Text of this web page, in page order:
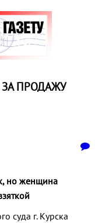
ЗА ПРОДАЖУ
но женщина
суда г. Курска